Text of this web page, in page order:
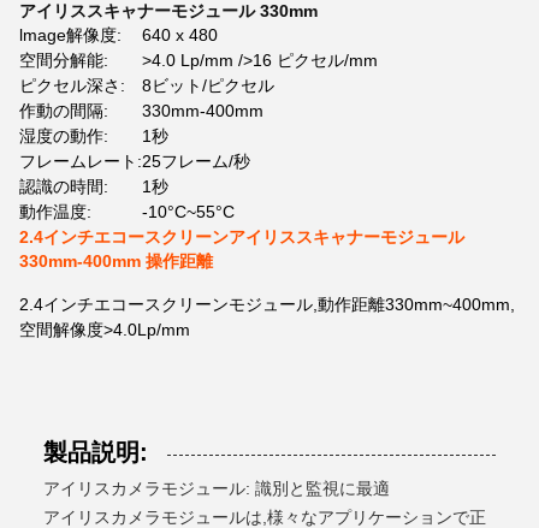
アイリススキャナーモジュール 330mm
lmage解像度:
640 x 480
空間分解能:
>4.0 Lp/mm />16 ピクセル/mm
ピクセル深さ:
8ビット/ピクセル
作動の間隔:
330mm-400mm
湿度の動作:
1秒
フレームレート:25フレーム/秒
認識の時間:
1秒
動作温度:
-10°C~55°C
2.4インチエコースクリーンアイリススキャナーモジュール
330mm-400mm 操作距離
2.4インチエコースクリーンモジュール,動作距離330mm~400mm,
空間解像度>4.0Lp/mm
製品説明:
アイリスカメラモジュール: 識別と監視に最適
アイリスカメラモジュールは,様々なアプリケーションで正